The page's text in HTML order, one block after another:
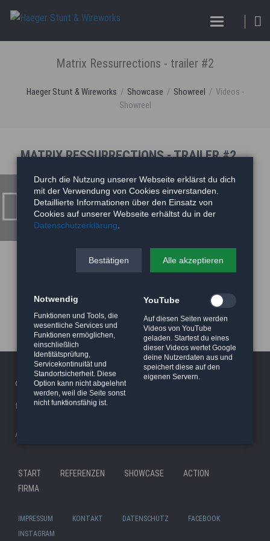
Matrix Ressurrections - trailer #2
Haeger Stunt & Wireworks Showcase Showreel
Videos -
Showreel
MATRIX RESSURRECTIONS - TRAILER #2
© 2026 Haeger Stunt & Wireworks Ltd. - Berlin
facility/studio|Stunt Rigging Courses
AP8actionpact
START REFERENZEN SHOWCASE
ACTION
FIRMA
überspringen
IMPRESSUM KONTAKT DATENSCHUTZ
FACEBOOK
INSTAGRAM
Durch die Nutzung unserer Webseite erklärst du dich
mit der Verwendung von Cookies einverstanden.
Detaillierte Informationen über den Einsatz von
Cookies auf unserer Webseite erhältst du in der
Datenschutzerklärung
Bestätigen Alle akzeptieren
Notwendig
Funktionen und Tools, die
wesentliche Services und
Funktionen ermöglichen,
einschließlich
Identitätsprüfung,
Servicekontinuität und
Standortsicherheit. Diese
Option kann nicht abgelehnt
werden, weil die Seite sonst
nicht funktionsfähig ist.
YouTube
Auf diesen Seiten werden
Videos von YouTube
geladen. Startest du eines
dieser Videos wertet Google
deine Nutzerdaten aus und
speichert diese auf den
eigenen Servern.